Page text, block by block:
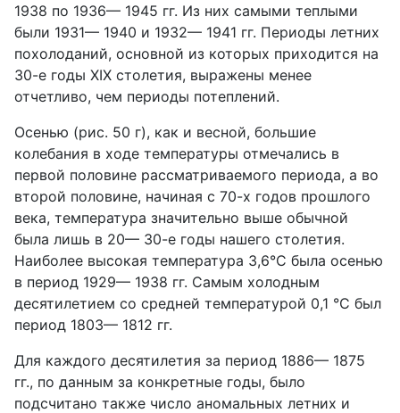
1938 по 1936— 1945 гг. Из них самыми теплыми
были 1931— 1940 и 1932— 1941 гг. Периоды летних
похолоданий, основной из которых приходится на
30-е годы XIX столетия, выражены менее
отчетливо, чем периоды потеплений.
Осенью (рис. 50 г), как и весной, большие
колебания в ходе температуры отмечались в
первой половине рассматриваемого периода, а во
второй половине, начиная с 70-х годов прошлого
века, температура значительно выше обычной
была лишь в 20— 30-е годы нашего столетия.
Наиболее высокая температура 3,6°С была осенью
в период 1929— 1938 гг. Самым холодным
десятилетием со средней температурой 0,1 °С был
период 1803— 1812 гг.
Для каждого десятилетия за период 1886— 1875
гг., по данным за конкретные годы, было
подсчитано также число аномальных летних и